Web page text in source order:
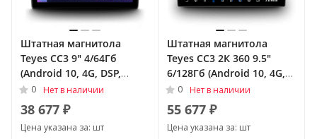
Штатная магнитола
Teyes CC3 9" 4/64Гб
(Android 10, 4G, DSP,
QLed) для Audi TT II (8J)
2006 - 2010
0 Нет в наличии
38 677 ₽
Цена указана за: шт
Штатная магнитола
Teyes CC3 2К 360 9.5"
6/128Гб (Android 10, 4G,
DSP, QLed) - круговой
обзор для Audi TT II (8J)
2006 - 2010
0 Нет в наличии
55 677 ₽
Цена указана за: шт